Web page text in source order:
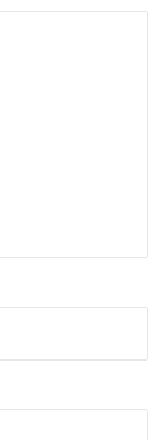
กลือ
ยร้อยปีโดย
รตุเกส